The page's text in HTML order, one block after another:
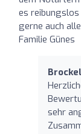
es reibungslos
gerne auch
Familie Günes
sehr